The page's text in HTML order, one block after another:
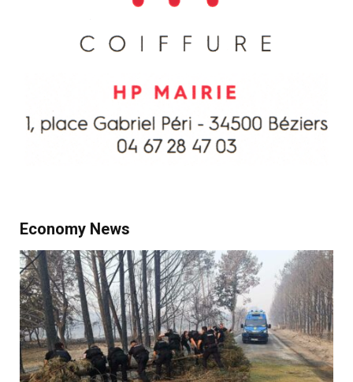
Economy News